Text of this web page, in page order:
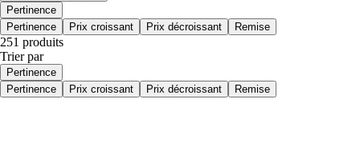
Pertinence
Pertinence
Prix croissant Prix décroissant Remise
251 produits
Trier par
Pertinence
Pertinence
Prix croissant Prix décroissant Remise